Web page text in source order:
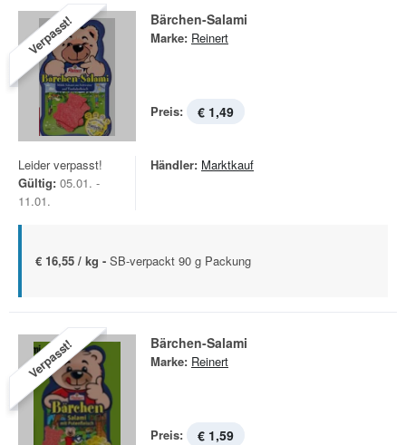
Verpasst! Bärchen-Salami
Marke: Reinert
Preis: € 1,49
Leider verpasst!
Gültig: 05.01. -
11.01.
Händler: Marktkauf
€ 16,55 / kg - SB-verpackt 90 g Packung
Verpasst! Bärchen-Salami
Marke: Reinert
Preis: € 1,59